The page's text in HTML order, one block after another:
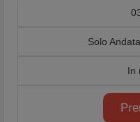
Solo
In